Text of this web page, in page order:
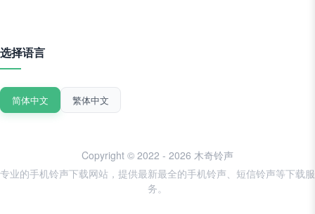
选择语言
简体中文 繁体中文
Copyright © 2022 - 2026 木奇铃声
专业的手机铃声下载网站，提供最新最全的手机铃声、短信铃声等下载服
务。